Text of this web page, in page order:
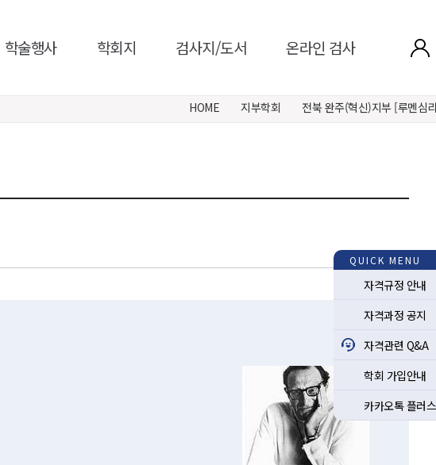
학술행사 학회지 검사지/도서 온라인 검사
HOME 지부학회 전북 완주(혁신)지부 [루멘심
QUICK MENU
자격규정 안내
자격과정 공지
자격관련 Q&A
학회 가입안내
카카오톡 플러스